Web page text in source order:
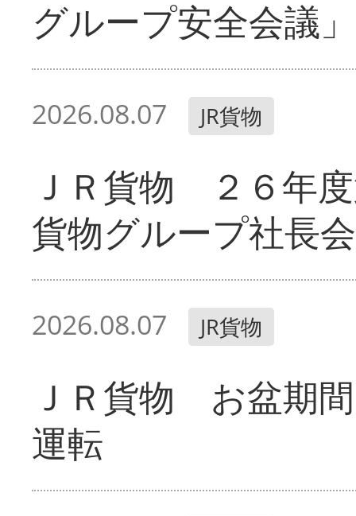
グループ安全会議
2026.08.07 JR貨物
ＪＲ貨物 ２６年
貨物グループ社長
2026.08.07 JR貨物
ＪＲ貨物 お盆期
運転